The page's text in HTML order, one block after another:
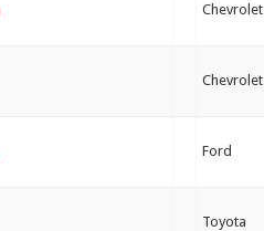
Chevrolet
Chevrolet
Ford
Toyota